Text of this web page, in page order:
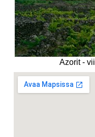
Azorit -